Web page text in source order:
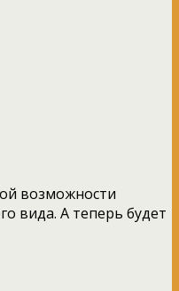
возможности
вида. А теперь будет